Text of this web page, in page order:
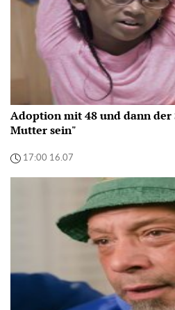
Adoption mit 48 und dann der
Mutter sein"
17:00 16.07